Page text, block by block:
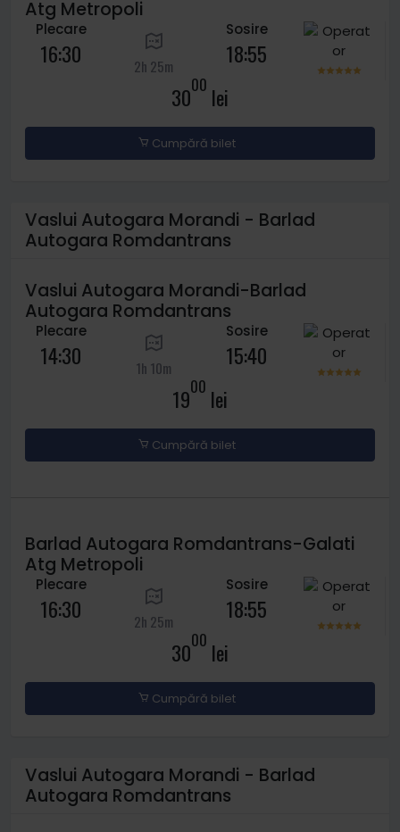
Atg Metropoli
Plecare
16:30 2h 25m
Sosire
18:55
3000 lei
Cumpără bilet
Vaslui Autogara Morandi - Barlad
Autogara Romdantrans
Vaslui Autogara Morandi-Barlad
Autogara Romdantrans
Plecare
14:30 1h 10m
Sosire
15:40
1900 lei
Cumpără bilet
Barlad Autogara Romdantrans-Galati
Atg Metropoli
Plecare
16:30 2h 25m
Sosire
18:55
3000 lei
Cumpără bilet
Vaslui Autogara Morandi - Barlad
Autogara Romdantrans